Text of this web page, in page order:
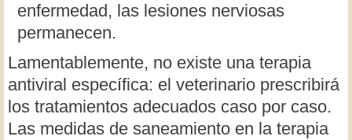
enfermedad, las lesiones nerviosas
permanecen.
Lamentablemente, no existe una terapia
antiviral específica: el veterinario prescribirá
los tratamientos adecuados caso por caso.
Las medidas de saneamiento en la terapia